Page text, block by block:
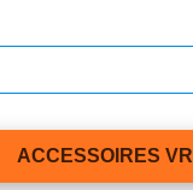
ACCESSOIRES VR